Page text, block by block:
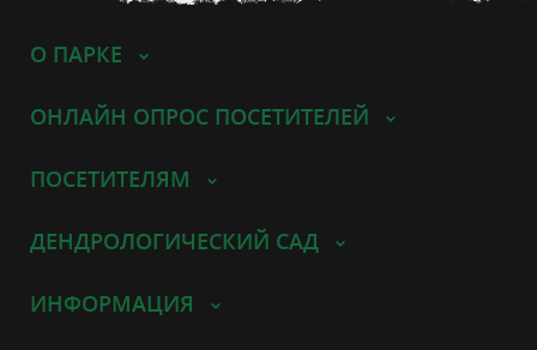
О ПАРКЕ
ОНЛАЙН ОПРОС ПОСЕТИТЕЛЕЙ
ПОСЕТИТЕЛЯМ
ДЕНДРОЛОГИЧЕСКИЙ САД
ИНФОРМАЦИЯ